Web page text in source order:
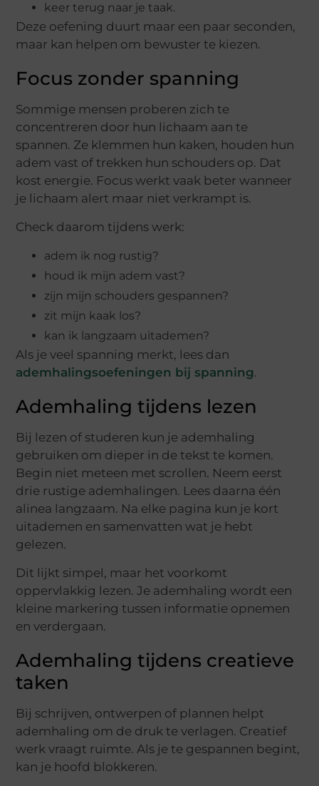
keer terug naar je taak.
Deze oefening duurt maar een paar seconden,
maar kan helpen om bewuster te kiezen.
Focus zonder spanning
Sommige mensen proberen zich te
concentreren door hun lichaam aan te
spannen. Ze klemmen hun kaken, houden hun
adem vast of trekken hun schouders op. Dat
kost energie. Focus werkt vaak beter wanneer
je lichaam alert maar niet verkrampt is.
Check daarom tijdens werk:
adem ik nog rustig?
houd ik mijn adem vast?
zijn mijn schouders gespannen?
zit mijn kaak los?
kan ik langzaam uitademen?
Als je veel spanning merkt, lees dan
ademhalingsoefeningen bij spanning.
Ademhaling tijdens lezen
Bij lezen of studeren kun je ademhaling
gebruiken om dieper in de tekst te komen.
Begin niet meteen met scrollen. Neem eerst
drie rustige ademhalingen. Lees daarna één
alinea langzaam. Na elke pagina kun je kort
uitademen en samenvatten wat je hebt
gelezen.
Dit lijkt simpel, maar het voorkomt
oppervlakkig lezen. Je ademhaling wordt een
kleine markering tussen informatie opnemen
en verdergaan.
Ademhaling tijdens creatieve
taken
Bij schrijven, ontwerpen of plannen helpt
ademhaling om de druk te verlagen. Creatief
werk vraagt ruimte. Als je te gespannen begint,
kan je hoofd blokkeren.